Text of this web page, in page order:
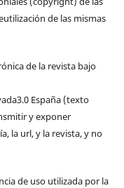
de las mismas
de la revista bajo
España (texto
y exponer
la url, y la revista, y no
de uso utilizada por la